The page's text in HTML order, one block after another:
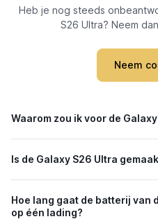
Heb je nog steeds
S26 Ultra? Neem
Neem
Waarom zou ik voor de
Is de Galaxy S26 Ultra
Hoe lang gaat de batterij van
op één lading?